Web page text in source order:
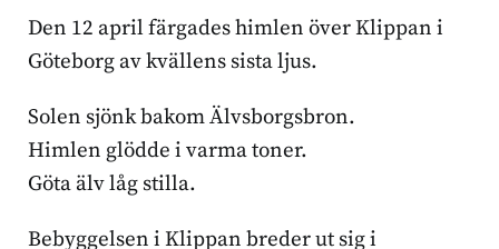
Den 12 april färgades himlen över Klippan i
Göteborg av kvällens sista ljus.
Solen sjönk bakom Älvsborgsbron.
Himlen glödde i varma toner.
Göta älv låg stilla.
Bebyggelsen i Klippan breder ut sig i